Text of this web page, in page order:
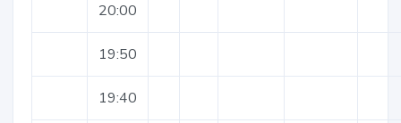
20:00
19:50
19:40